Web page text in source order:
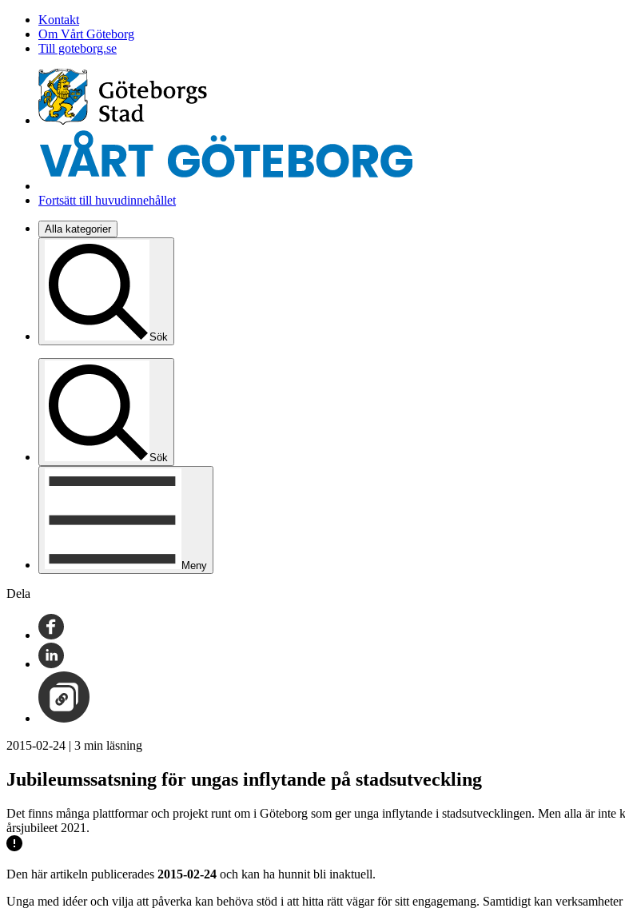
Kontakt
Om Vårt Göteborg
Till goteborg.se
Fortsätt till huvudinnehållet
Alla kategorier
Sök
Sök
Meny
Dela
2015-02-24 | 3 min läsning
Jubileumssatsning för ungas inflytande på stadsutveckling
Det finns många plattformar och projekt runt om i Göteborg som ger unga inflytande i stadsutvecklingen. Men alla är
årsjubileet 2021.
Den här artikeln publicerades 2015-02-24 och kan ha hunnit bli inaktuell.
Unga med idéer och vilja att påverka kan behöva stöd i att hitta rätt vägar för sitt engagemang. Samtidigt kan